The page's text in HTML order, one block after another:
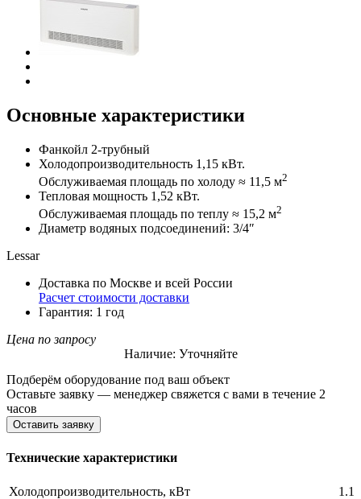
Основные характеристики
Фанкойл 2-трубный
Холодопроизводительность 1,15 кВт.
Обслуживаемая площадь по холоду ≈ 11,5 м2
Тепловая мощность 1,52 кВт.
Обслуживаемая площадь по теплу ≈ 15,2 м2
Диаметр водяных подсоединений: 3/4″
Lessar
Доставка по Москве и всей России
Расчет стоимости доставки
Гарантия: 1 год
Цена по запросу
Наличие: Уточняйте
Подберём оборудование под ваш объект
Оставьте заявку — менеджер свяжется с вами в течение 2
часов
Оставить заявку
Технические характеристики
Холодопроизводительность, кВт
1.15